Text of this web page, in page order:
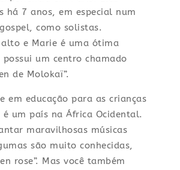
há 7 anos, em especial num
como solistas.
alto e Marie é uma ótima
possui um centro chamado
de Molokaï”.
em educação para as crianças
é um país na África Ocidental.
maravilhosas músicas
são muito conhecidas,
rose”. Mas você também